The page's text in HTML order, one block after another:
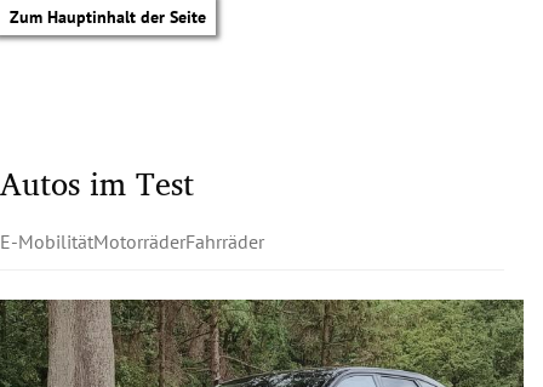
Zum Hauptinhalt der Seite
Autos im Test
E-MobilitätMotorräderFahrräder